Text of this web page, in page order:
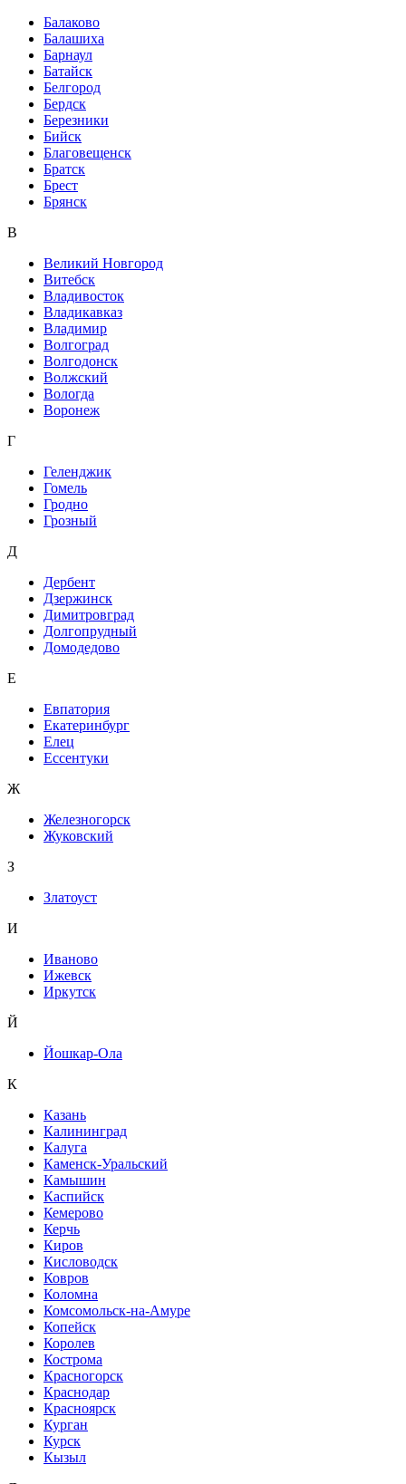
Балаково
Балашиха
Барнаул
Батайск
Белгород
Бердск
Березники
Бийск
Благовещенск
Братск
Брест
Брянск
В
Великий Новгород
Витебск
Владивосток
Владикавказ
Владимир
Волгоград
Волгодонск
Волжский
Вологда
Воронеж
Г
Геленджик
Гомель
Гродно
Грозный
Д
Дербент
Дзержинск
Димитровград
Долгопрудный
Домодедово
Е
Евпатория
Екатеринбург
Елец
Ессентуки
Ж
Железногорск
Жуковский
З
Златоуст
И
Иваново
Ижевск
Иркутск
Й
Йошкар-Ола
К
Казань
Калининград
Калуга
Каменск-Уральский
Камышин
Каспийск
Кемерово
Керчь
Киров
Кисловодск
Ковров
Коломна
Комсомольск-на-Амуре
Копейск
Королев
Кострома
Красногорск
Краснодар
Красноярск
Курган
Курск
Кызыл